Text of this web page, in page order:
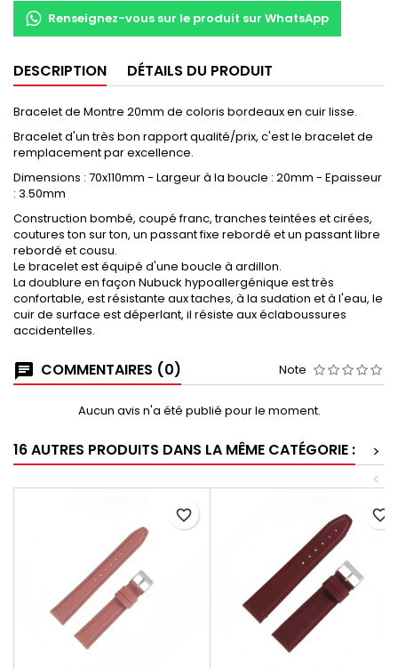
Renseignez-vous sur le produit sur WhatsApp
DESCRIPTION DÉTAILS DU PRODUIT
Bracelet de Montre 20mm de coloris bordeaux en cuir lisse.
Bracelet d'un très bon rapport qualité/prix, c'est le bracelet de
remplacement par excellence.
Dimensions : 70x110mm - Largeur à la boucle : 20mm - Epaisseur
: 3.50mm
Construction bombé, coupé franc, tranches teintées et cirées,
coutures ton sur ton, un passant fixe rebordé et un passant libre
rebordé et cousu.
Le bracelet est équipé d'une boucle à ardillon.
La doublure en façon Nubuck hypoallergénique est très
confortable, est résistante aux taches, à la sudation et à l'eau, le
cuir de surface est déperlant, il résiste aux éclaboussures
accidentelles.
COMMENTAIRES (0) Note
Aucun avis n'a été publié pour le moment.
16 AUTRES PRODUITS DANS LA MÊME CATÉGORIE :
>
<
favorite_border favorite_border